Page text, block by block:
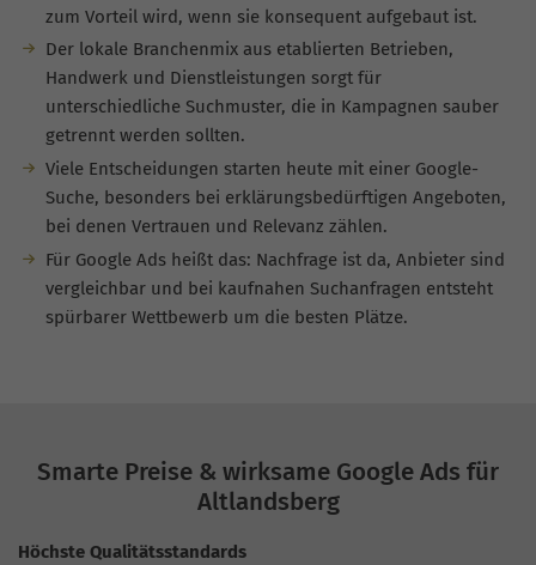
zum Vorteil wird, wenn sie konsequent aufgebaut ist.
Der lokale Branchenmix aus etablierten Betrieben,
Handwerk und Dienstleistungen sorgt für
unterschiedliche Suchmuster, die in Kampagnen sauber
getrennt werden sollten.
Viele Entscheidungen starten heute mit einer Google-
Suche, besonders bei erklärungsbedürftigen Angeboten,
bei denen Vertrauen und Relevanz zählen.
Für Google Ads heißt das: Nachfrage ist da, Anbieter sind
vergleichbar und bei kaufnahen Suchanfragen entsteht
spürbarer Wettbewerb um die besten Plätze.
Smarte Preise & wirksame Google Ads für
Altlandsberg
Höchste Qualitätsstandards